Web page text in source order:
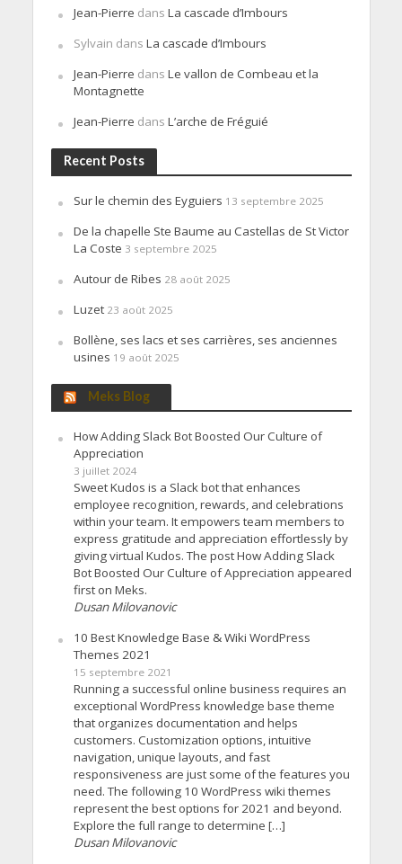
Jean-Pierre dans La cascade d’Imbours
Sylvain dans La cascade d’Imbours
Jean-Pierre dans Le vallon de Combeau et la
Montagnette
Jean-Pierre dans L’arche de Fréguié
Recent Posts
Sur le chemin des Eyguiers 13 septembre 2025
De la chapelle Ste Baume au Castellas de St Victor
La Coste 3 septembre 2025
Autour de Ribes 28 août 2025
Luzet 23 août 2025
Bollène, ses lacs et ses carrières, ses anciennes
usines 19 août 2025
Meks Blog
How Adding Slack Bot Boosted Our Culture of
Appreciation
3 juillet 2024
Sweet Kudos is a Slack bot that enhances
employee recognition, rewards, and celebrations
within your team. It empowers team members to
express gratitude and appreciation effortlessly by
giving virtual Kudos. The post How Adding Slack
Bot Boosted Our Culture of Appreciation appeared
first on Meks.
Dusan Milovanovic
10 Best Knowledge Base & Wiki WordPress
Themes 2021
15 septembre 2021
Running a successful online business requires an
exceptional WordPress knowledge base theme
that organizes documentation and helps
customers. Customization options, intuitive
navigation, unique layouts, and fast
responsiveness are just some of the features you
need. The following 10 WordPress wiki themes
represent the best options for 2021 and beyond.
Explore the full range to determine […]
Dusan Milovanovic